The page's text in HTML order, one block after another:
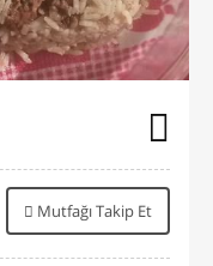
Mutfağı Takip Et